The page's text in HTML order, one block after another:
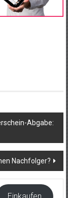
Abgabe:
Nachfolger?